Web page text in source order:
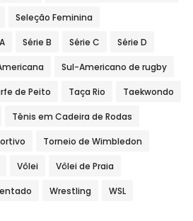
Seleção Feminina
Série B Série C Série D
Sul-Americano de rugby
de Peito Taça Rio Taekwondo
Tênis em Cadeira de Rodas
Torneio de Wimbledon
Vôlei Vôlei de Praia
Wrestling WSL